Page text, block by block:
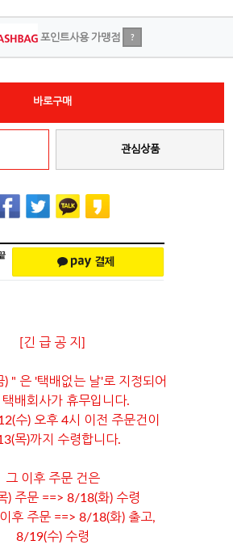
포인트사용 가맹점 ?
바로구매
관심상품
[긴 급 공 지]
" 은 '택배없는 날'로 지정되어
택배회사가 휴무입니다.
수) 오후 4시 이전 주문건이
목)까지 수령합니다.
그 이후 주문 건은
) 주문 ==> 8/18(화) 수령
후 주문 ==> 8/18(화) 출고,
8/19(수) 수령